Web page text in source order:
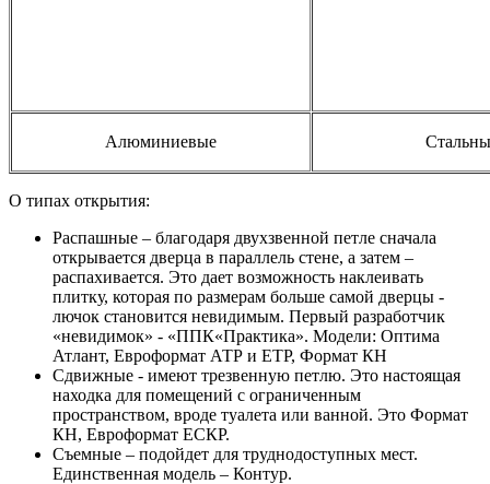
Алюминиевые
О типах открытия:
Распашные – благодаря двухзвенной петле сначала
открывается дверца в параллель стене, а затем –
распахивается. Это дает возможность наклеивать
плитку, которая по размерам больше самой дверцы -
лючок становится невидимым. Первый разработчик
«невидимок» - «ППК«Практика». Модели: Оптима
Атлант, Евроформат АТР и ЕТР, Формат КН
Сдвижные - имеют трезвенную петлю. Это настоящая
находка для помещений с ограниченным
пространством, вроде туалета или ванной. Это Формат
КН, Евроформат ЕСКР.
Съемные – подойдет для труднодоступных мест.
Единственная модель – Контур.